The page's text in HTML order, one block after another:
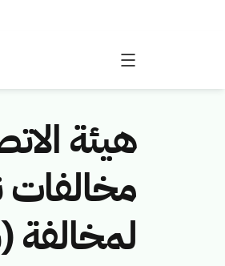
هيئة
لمخالفة